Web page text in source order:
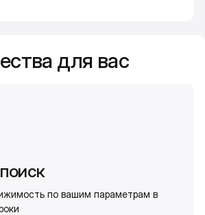
для вас
по вашим параметрам в